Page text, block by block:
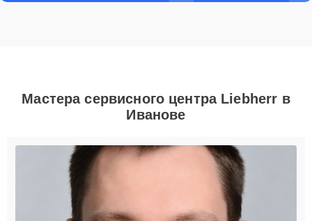
Мастера сервисного центра Liebherr в
Иванове